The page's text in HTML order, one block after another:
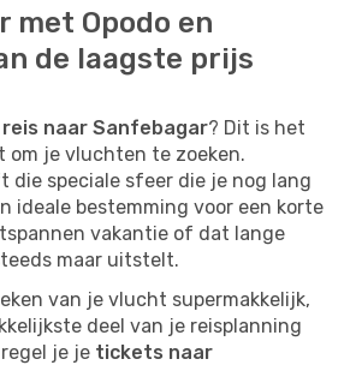
met Opodo en
de laagste prijs
reis naar Sanfebagar? Dit is het
om je vluchten te zoeken.
die speciale sfeer die je nog lang
ideale bestemming voor een korte
vakantie of dat lange
maar uitstelt.
van je vlucht supermakkelijk,
deel van je reisplanning
je je tickets naar